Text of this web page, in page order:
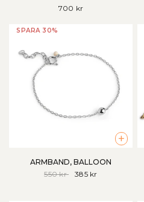
700 kr
SPARA 30%
+
ARMBAND, BALLOON
550 kr
385 kr